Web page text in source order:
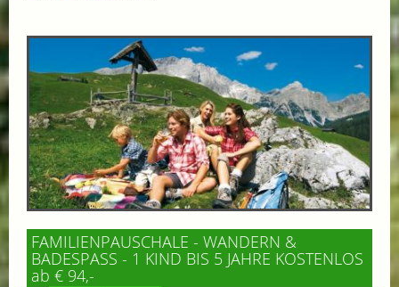
FAMILIENPAUSCHALE - WANDERN &
BADESPASS - 1 KIND BIS 5 JAHRE KOSTENLOS
ab € 94,-